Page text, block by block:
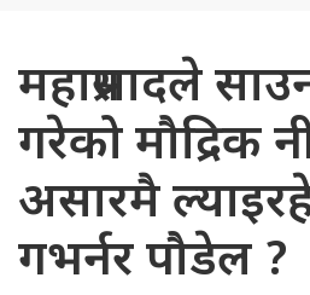
महाप्रसादले
गरेको मौद्रिक
असारमै
गभर्नर पौडेल ?